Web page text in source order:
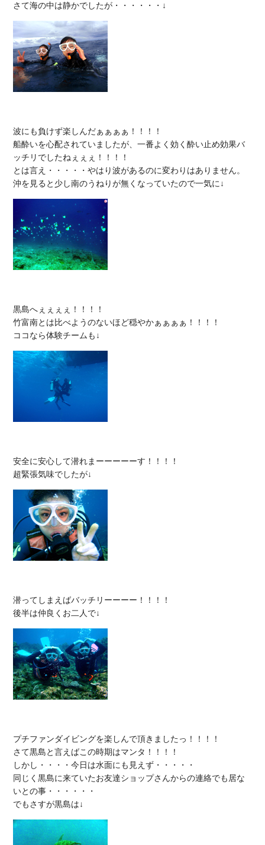
波にも負けず楽しんだぁぁぁぁ！！！！
船酔いを心配されていましたが、一番よく効く酔い止め効果バ
ッチリでしたねぇぇぇ！！！！
とは言え・・・・・やはり波があるのに変わりはありません。
黒島へぇぇぇぇ！！！！
竹富南とは比べようのないほど穏やかぁぁぁぁ！！！！
安全に安心して潜れまーーーーーす！！！！
潜ってしまえばバッチリーーーー！！！！
プチファンダイビングを楽しんで頂きましたっ！！！！
さて黒島と言えばこの時期はマンタ！！！！
しかし・・・・今日は水面にも見えず・・・・・
同じく黒島に来ていたお友達ショップさんからの連絡でも居な
いとの事・・・・・・